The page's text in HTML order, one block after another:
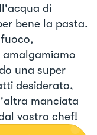
di
bene la pasta.
una super
desiderato,
manciata
vostro chef!